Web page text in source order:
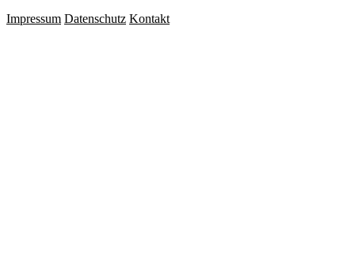
Impressum Datenschutz Kontakt